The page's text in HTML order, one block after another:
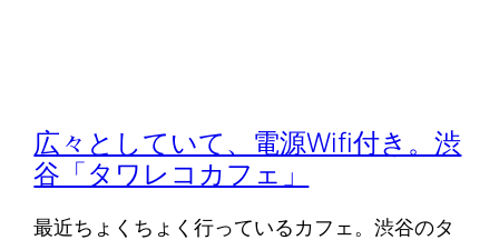
広々としていて、電源Wifi付き。渋
谷「タワレコカフェ」
最近ちょくちょく行っているカフェ。渋谷のタ